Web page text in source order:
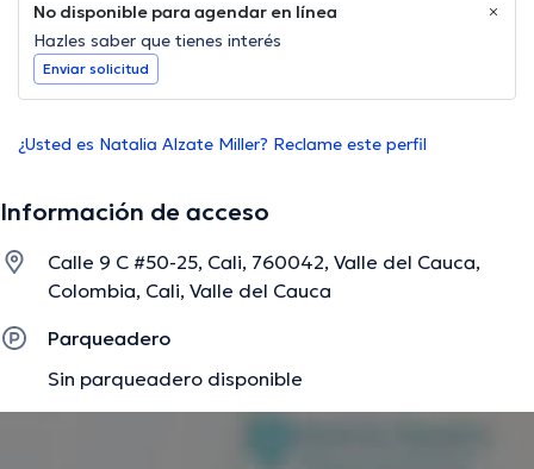
No disponible para agendar en línea
Hazles saber que tienes interés
Enviar solicitud
¿Usted es Natalia Alzate Miller? Reclame este perfil
Información de acceso
Calle 9 C #50-25, Cali, 760042, Valle del Cauca,
Colombia, Cali, Valle del Cauca
Parqueadero
Sin parqueadero disponible